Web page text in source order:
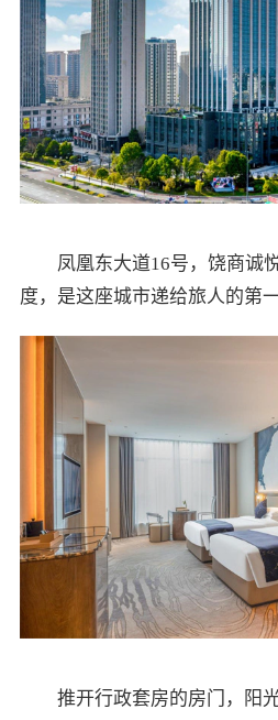
凤凰东大道16号，饶商诚
度，是这座城市递给旅人的第
推开行政套房的房门，阳